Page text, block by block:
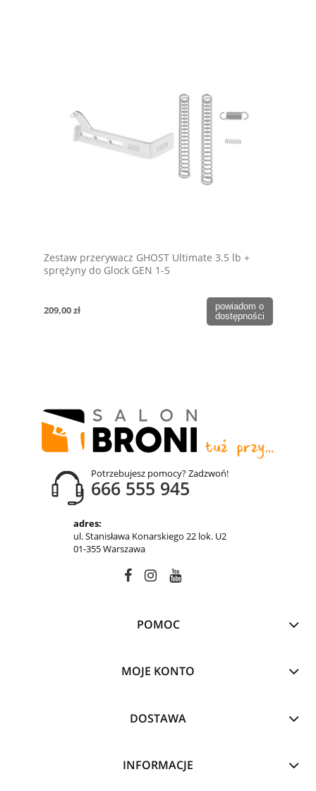
Zestaw przerywacz GHOST Ultimate 3.5 lb +
sprężyny do Glock GEN 1-5
209,00 zł
powiadom o
dostępności
Potrzebujesz pomocy? Zadzwoń!
666 555 945
adres:
ul. Stanisława Konarskiego 22 lok. U2
01-355 Warszawa
POMOC
MOJE KONTO
DOSTAWA
INFORMACJE